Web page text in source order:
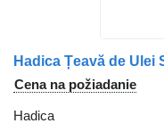
Cena na požiadanie
Hadica